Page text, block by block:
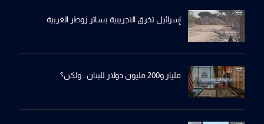
إسرائيل تخرِق التجريبية بساترِ زوطر الغربية
مليار و200 مليون دولار للبنان.. ولكن؟